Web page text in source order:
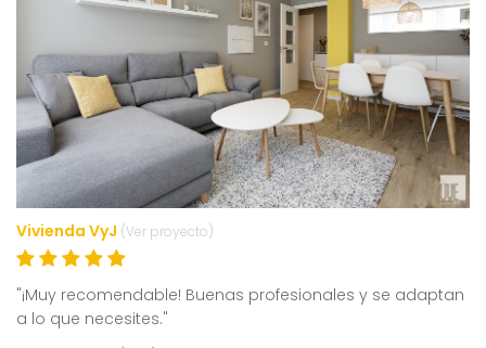
Vivienda VyJ (Ver proyecto)
"¡Muy recomendable! Buenas profesionales y se adaptan
a lo que necesites."